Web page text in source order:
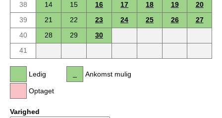
38
14 15 16 17 18 19
20
39
21 22 23 24 25 26
27
40
28 29
30
41
Ledig
Optaget
Ankomst mulig
Varighed